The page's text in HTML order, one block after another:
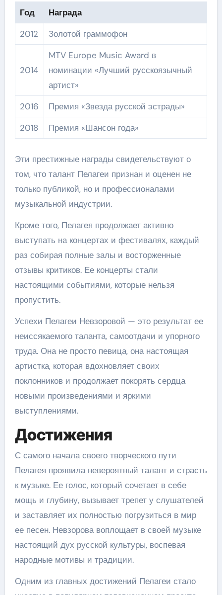
Год
Награда
2012
Золотой граммофон
2014
MTV Europe Music Award в
номинации «Лучший русскоязычный
артист»
2016
Премия «Звезда русской эстрады»
2018
Премия «Шансон года»
Эти престижные награды свидетельствуют о
том, что талант Пелагеи признан и оценен не
только публикой, но и профессионалами
музыкальной индустрии.
Кроме того, Пелагея продолжает активно
выступать на концертах и фестивалях, каждый
раз собирая полные залы и восторженные
отзывы критиков. Ее концерты стали
настоящими событиями, которые нельзя
пропустить.
Успехи Пелагеи Невзоровой — это результат ее
неиссякаемого таланта, самоотдачи и упорного
труда. Она не просто певица, она настоящая
артистка, которая вдохновляет своих
поклонников и продолжает покорять сердца
новыми произведениями и яркими
выступлениями.
Достижения
С самого начала своего творческого пути
Пелагея проявила невероятный талант и страсть
к музыке. Ее голос, который сочетает в себе
мощь и глубину, вызывает трепет у слушателей
и заставляет их полностью погрузиться в мир
ее песен. Невзорова воплощает в своей музыке
настоящий дух русской культуры, воспевая
народные мотивы и традиции.
Одним из главных достижений Пелагеи стало